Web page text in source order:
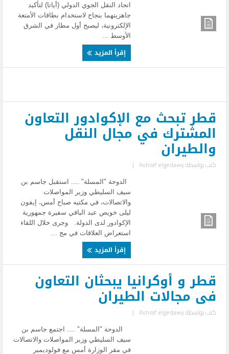
اتحاد النقل الجوي الدولي (أياتا) لتأكيد
جاهزيتهما بنجاح لاستخدام بطاقات الأمتعة
الإلكترونية، ليصبح أول مطار في الشرق
الأوسط ...
إقرأ المزيد
قطر تبحث مع الإكوادور التعاون
المشترك في مجال النقل
والطيران
كتب بواسطةAshraf elgedawy
|
الدوحة "المسلة" .... استقبل جاسم بن
سيف السليطي وزير المواصلات
والاتصالات، في مكتبه صباح أمس، إيفون
ليلى خويص عبد الباقي سفيرة جمهورية
الإكوادور لدى الدولة. وجرى خلال اللقاء
استعراض العلاقات في مج ...
إقرأ المزيد
قطر و أوكرانيا يبحثان التعاون
فى مجالات الطيران
كتب بواسطةAshraf elgedawy
|
الدوحة "المسلة" .... اجتمع جاسم بن
سيف السليطي وزير المواصلات والاتصالات
في مقر الوزارة أمس مع فولوديمير